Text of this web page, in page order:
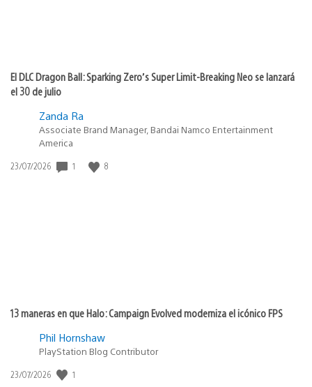
El DLC Dragon Ball: Sparking Zero’s Super Limit-Breaking Neo se lanzará
el 30 de julio
Zanda Ra
Associate Brand Manager, Bandai Namco Entertainment
America
Fecha
23/07/2026 1 8
13 maneras en que Halo: Campaign Evolved moderniza el icónico FPS
Phil Hornshaw
PlayStation Blog Contributor
Fecha
23/07/2026 1